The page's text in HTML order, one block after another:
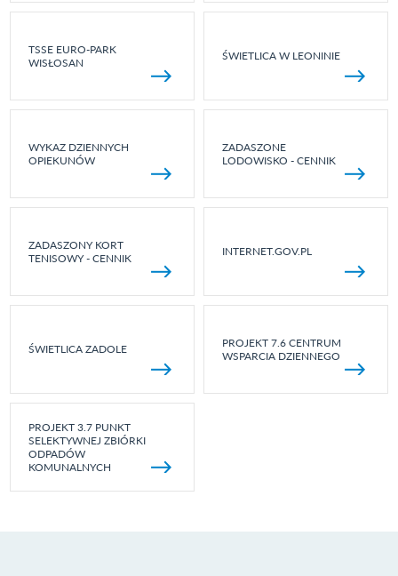
TSSE EURO-PARK
WISŁOSAN
ŚWIETLICA W LEONINIE
WYKAZ DZIENNYCH
OPIEKUNÓW
ZADASZONE
LODOWISKO - CENNIK
ZADASZONY KORT
TENISOWY - CENNIK
INTERNET.GOV.PL
ŚWIETLICA ZADOLE
PROJEKT 7.6 CENTRUM
WSPARCIA DZIENNEGO
PROJEKT 3.7 PUNKT
SELEKTYWNEJ ZBIÓRKI
ODPADÓW
KOMUNALNYCH